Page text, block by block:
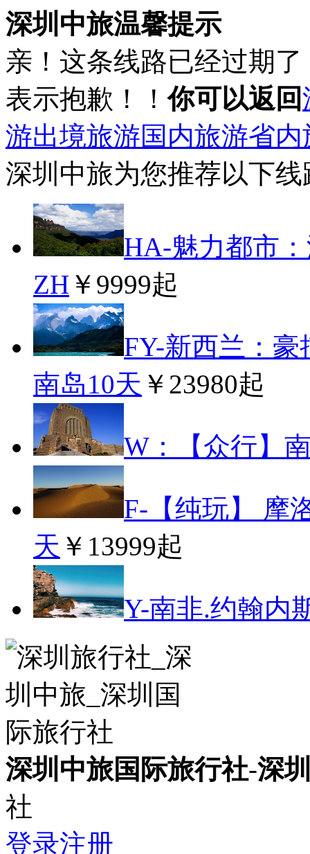
深圳中旅温馨提示
亲！这条线路已经过期
表示抱歉！！你可以返回
游出境旅游国内旅游省内
深圳中旅为您推荐以下线
HA-魅力都市
ZH ￥9999起
FY-新西兰：
南岛10天 ￥23980起
W：【众行】
F-【纯玩】 摩
天 ￥13999起
Y-南非.约翰内
深圳中旅国际旅行社-深
社
登录注册